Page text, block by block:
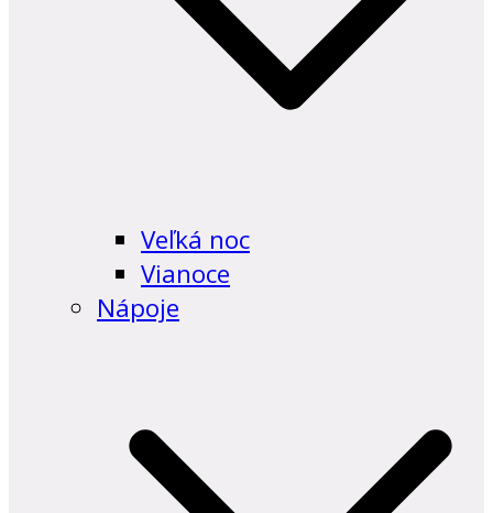
Veľká noc
Vianoce
Nápoje